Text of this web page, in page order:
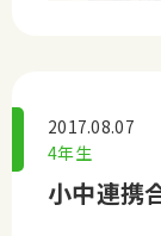
2017.08.07
4年生
小中連携